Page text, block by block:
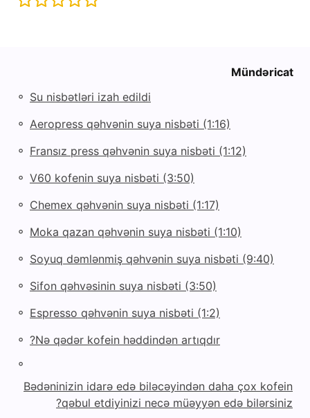
Mündəricat
◦ Su nisbətləri izah edildi
◦ Aeropress qəhvənin suya nisbəti (1:16)
◦ Fransız press qəhvənin suya nisbəti (1:12)
◦ V60 kofenin suya nisbəti (3:50)
◦ Chemex qəhvənin suya nisbəti (1:17)
◦ Moka qazan qəhvənin suya nisbəti (1:10)
◦ Soyuq dəmlənmiş qəhvənin suya nisbəti (9:40)
◦ Sifon qəhvəsinin suya nisbəti (3:50)
◦ Espresso qəhvənin suya nisbəti (1:2)
◦ Nə qədər kofein həddindən artıqdır?
◦
Bədəninizin idarə edə biləcəyindən daha çox kofein
qəbul etdiyinizi necə müəyyən edə bilərsiniz?